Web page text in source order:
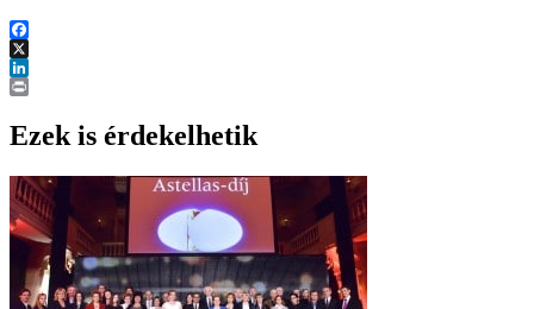
Facebook
X
LinkedIn
Ezek is érdekelhetik